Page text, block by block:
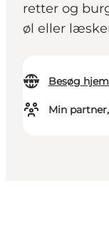
retter og
øl eller
Besøg
Min